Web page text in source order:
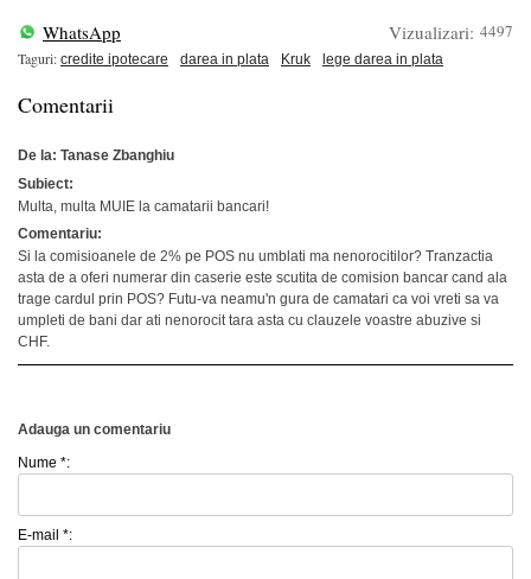
WhatsApp
Vizualizari: 4497
Taguri: credite ipotecare darea in plata Kruk lege darea in plata
Comentarii
De la: Tanase Zbanghiu
Subiect:
Multa, multa MUIE la camatarii bancari!
Comentariu:
Si la comisioanele de 2% pe POS nu umblati ma nenorocitilor? Tranzactia
asta de a oferi numerar din caserie este scutita de comision bancar cand ala
trage cardul prin POS? Futu-va neamu'n gura de camatari ca voi vreti sa va
umpleti de bani dar ati nenorocit tara asta cu clauzele voastre abuzive si
CHF.
Adauga un comentariu
Nume *:
E-mail *: